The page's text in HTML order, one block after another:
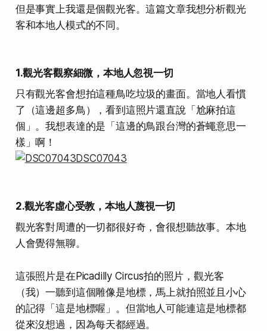
但是事實上我還是個觀光客。這篇文章我想分析觀光
客和本地人模式的不同。
1.觀光客觀察細微，本地人忽視一切
只有觀光客會想拍這種鳥吃垃圾的畫面。當地人看慣
了（這邊超多鳥），看到這照片還直說「尬麻拍這
個」。我想表達的是「這邊的鳥跟台灣的蒼蠅意思一
樣」啊！
2.觀光客虛心受教，本地人蔑視一切
觀光客對周遭的一切都很好奇，會很想聽故事。本地
人會覺得無聊。
這張照片是在Picadilly Circus拍的照片，觀光客
（我）一聽到這個雕像是地標，馬上就拍照並且小心
的記得「這是地標喔」。但當地人可能連這是地標都
從來沒想過，因為每天都經過。